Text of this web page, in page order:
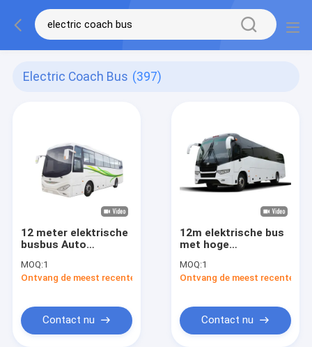
Electric Coach Bus (397)
12 meter elektrische
busbus Auto
300-500 kilometer
Geavanceerde
MOQ:1
Ontvang de meest recente Prijs
Contact nu
12m elektrische bus
met hoge
maximale totale
massa 18000kg
MOQ:1
Ontvang de meest recente
Contact nu